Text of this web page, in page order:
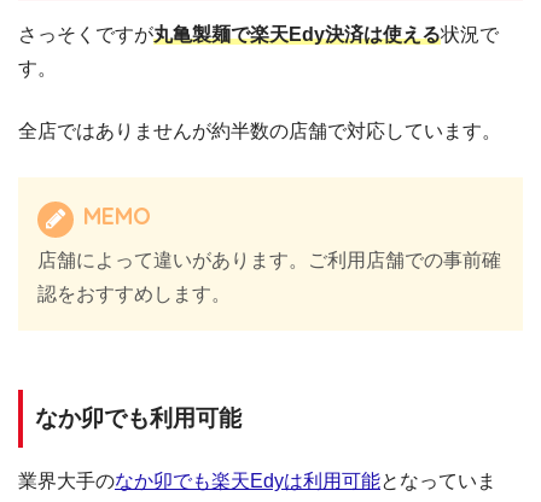
さっそくですが丸亀製麺で楽天Edy決済は使える状況で
す。
全店ではありませんが約半数の店舗で対応しています。
MEMO
店舗によって違いがあります。ご利用店舗での事前確
認をおすすめします。
なか卯でも利用可能
業界大手のなか卯でも楽天Edyは利用可能となっていま